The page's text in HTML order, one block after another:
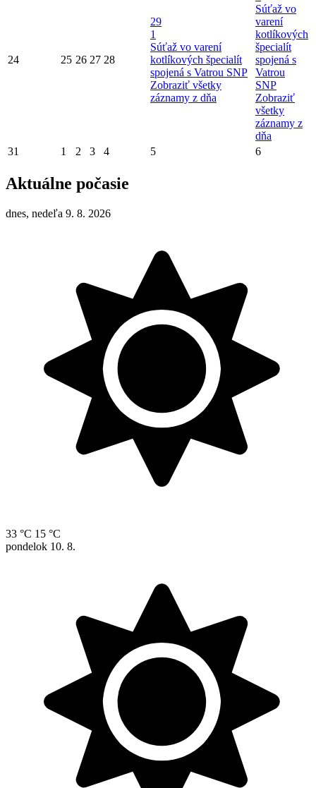
24 25 26 27 28
29
1
Súťaž vo varení
kotlíkových špecialít
spojená s Vatrou SNP
Zobraziť všetky
záznamy z dňa
Súťaž vo
varení
kotlíkových
špecialít
spojená s
Vatrou
SNP
Zobraziť
všetky
záznamy z
dňa
31
1 2 3 4 5 6
Aktuálne počasie
dnes, nedeľa 9. 8. 2026
33 °C 15 °C
pondelok 10. 8.